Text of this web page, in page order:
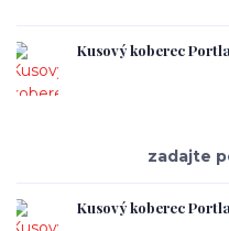
Kusový koberec
Kusový koberec